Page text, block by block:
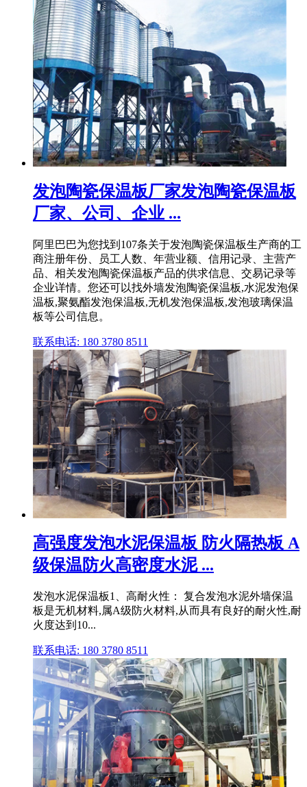
发泡陶瓷保温板厂家发泡陶瓷保温板
厂家、公司、企业 ...
阿里巴巴为您找到107条关于发泡陶瓷保温板生产商的工
商注册年份、员工人数、年营业额、信用记录、主营产
品、相关发泡陶瓷保温板产品的供求信息、交易记录等
企业详情。您还可以找外墙发泡陶瓷保温板,水泥发泡保
温板,聚氨酯发泡保温板,无机发泡保温板,发泡玻璃保温
板等公司信息。
联系电话: 180 3780 8511
高强度发泡水泥保温板 防火隔热板 A
级保温防火高密度水泥 ...
发泡水泥保温板1、高耐火性： 复合发泡水泥外墙保温
板是无机材料,属A级防火材料,从而具有良好的耐火性,耐
火度达到10...
联系电话: 180 3780 8511